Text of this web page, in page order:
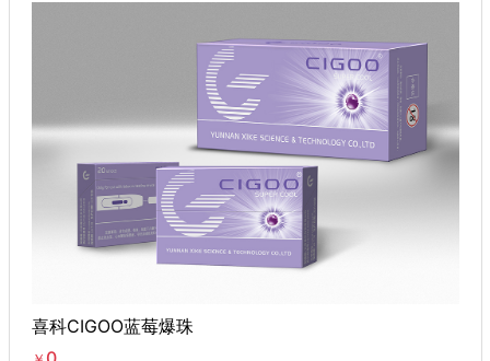
喜科CIGOO蓝莓爆珠